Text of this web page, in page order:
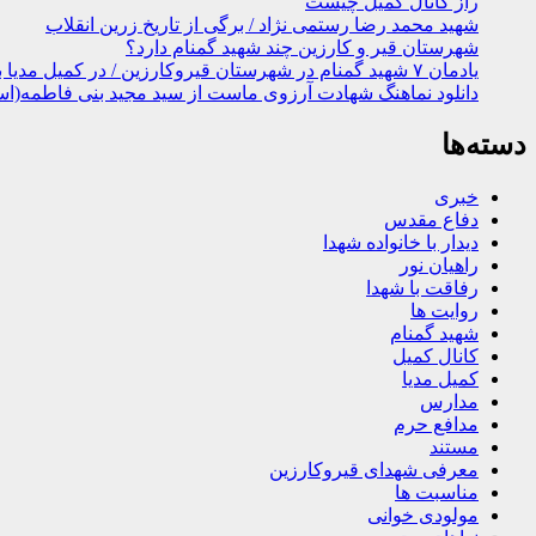
شهید محمد رضا رستمی نژاد / برگی از تاریخ زرین انقلاب
شهرستان قیر و کارزین چند شهید گمنام دارد؟
یادمان ۷ شهید گمنام در شهرستان قیروکارزین / در کمیل مدیا ببینید
دانلود نماهنگ شهادت آرزوی ماست از سید مجید بنی
دسته‌ها
خبری
دفاع مقدس
دیدار با خانواده شهدا
راهیان نور
رفاقت با شهدا
روایت ها
شهید گمنام
کانال کمیل
کمیل مدیا
مدارس
مدافع حرم
مستند
معرفی شهدای قیروکارزین
مناسبت ها
مولودی خوانی